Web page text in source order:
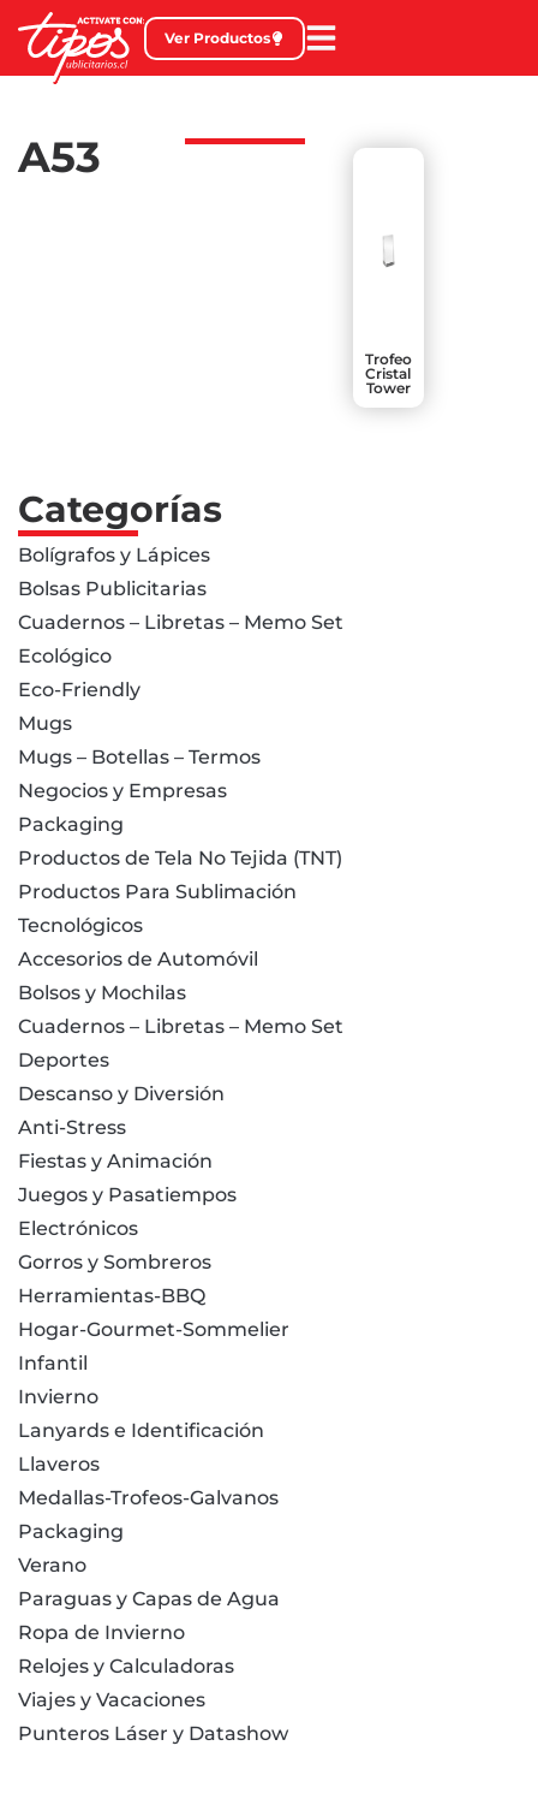
Ver Productos
A53
Trofeo
Cristal
Tower
Categorías
Bolígrafos y Lápices
Bolsas Publicitarias
Cuadernos – Libretas – Memo Set
Ecológico
Eco-Friendly
Mugs
Mugs – Botellas – Termos
Negocios y Empresas
Packaging
Productos de Tela No Tejida (TNT)
Productos Para Sublimación
Tecnológicos
Accesorios de Automóvil
Bolsos y Mochilas
Cuadernos – Libretas – Memo Set
Deportes
Descanso y Diversión
Anti-Stress
Fiestas y Animación
Juegos y Pasatiempos
Electrónicos
Gorros y Sombreros
Herramientas-BBQ
Hogar-Gourmet-Sommelier
Infantil
Invierno
Lanyards e Identificación
Llaveros
Medallas-Trofeos-Galvanos
Packaging
Verano
Paraguas y Capas de Agua
Ropa de Invierno
Relojes y Calculadoras
Viajes y Vacaciones
Punteros Láser y Datashow